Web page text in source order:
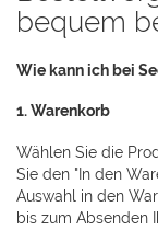
bequem
Wie kann ich bei
1. Warenkorb
Wählen Sie die
Sie den "In den
Auswahl in den
bis zum Absenden